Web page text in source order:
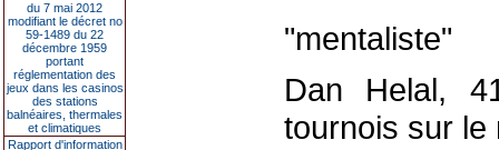
du 7 mai 2012
modifiant le décret no
59-1489 du 22
décembre 1959
portant
réglementation des
jeux dans les casinos
des stations
balnéaires, thermales
et climatiques
Rapport d'information
"mentaliste"
Dan Helal,
tournois sur le